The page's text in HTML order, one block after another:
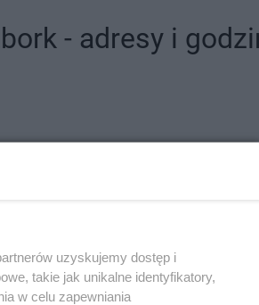
- adresy i
uzyskujemy dostęp i
takie jak unikalne identyfikatory,
w celu zapewniania